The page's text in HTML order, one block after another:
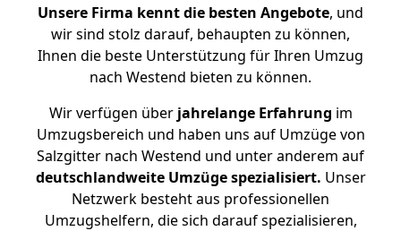
Unsere Firma kennt die besten Angebote, und
wir sind stolz darauf, behaupten zu können,
Ihnen die beste Unterstützung für Ihren Umzug
nach Westend bieten zu können.
Wir verfügen überjahrelange Erfahrung im
Umzugsbereich und haben uns auf Umzüge von
Salzgitter nach Westend und unter anderem auf
deutschlandweite Umzüge spezialisiert. Unser
Netzwerk besteht aus professionellen
Umzugshelfern, die sich darauf spezialisieren,